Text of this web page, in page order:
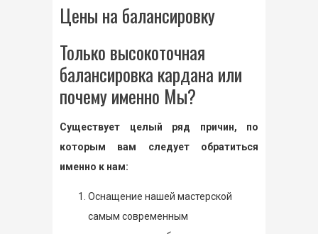
Цены на балансировку
Только высокоточная
балансировка кардана или
почему именно Мы?
Существует целый ряд причин, по
которым вам следует обратиться
именно к нам:
Оснащение нашей мастерской
самым современным